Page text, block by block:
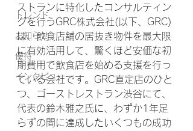
トレンド
お知らせ
優待
インタビュー
ストランに特化したコンサルティン
グを行うGRC株式会社(以下、GRC)
は、飲食店舗の居抜き物件を最大限
に有効活用して、驚くほど安価な初
期費用で飲食店を始める支援を行っ
ている会社です。GRC直定店のひと
つ、ゴーストレストラン渋谷にて、
代表の鈴木雅之氏に、わずか1年足
らずの間に達成したいくつもの成功